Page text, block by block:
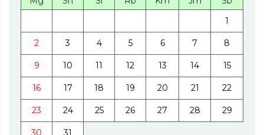
1
2 3 4 5 6 7 8
9 10 11 12 13 14 15
16 17 18 19 20 21 22
23 24 25 26 27 28 29
30 31